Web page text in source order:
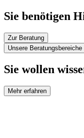
Sie benötigen
Zur Beratung
Unsere Beratungsbereiche
Sie wollen
Mehr erfahren